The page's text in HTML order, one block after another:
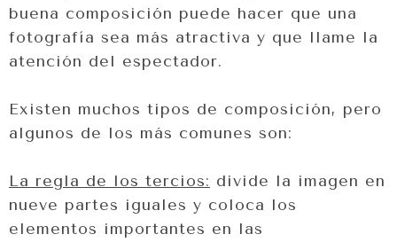
buena composición puede hacer que una
fotografía sea más atractiva y que llame la
atención del espectador.
Existen muchos tipos de composición, pero
algunos de los más comunes son:
La regla de los tercios: divide la imagen en
nueve partes iguales y coloca los
elementos importantes en las